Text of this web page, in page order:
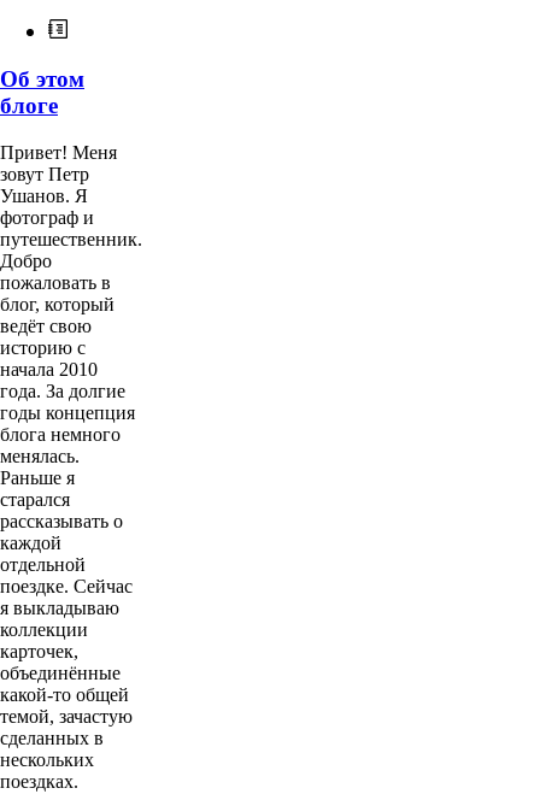
Об этом
блоге
Привет! Меня
зовут Петр
Ушанов. Я
фотограф и
путешественник.
Добро
пожаловать в
блог, который
ведёт свою
историю с
начала 2010
года. За долгие
годы концепция
блога немного
менялась.
Раньше я
старался
рассказывать о
каждой
отдельной
поездке. Сейчас
я выкладываю
коллекции
карточек,
объединённые
какой-то общей
темой, зачастую
сделанных в
нескольких
поездках.